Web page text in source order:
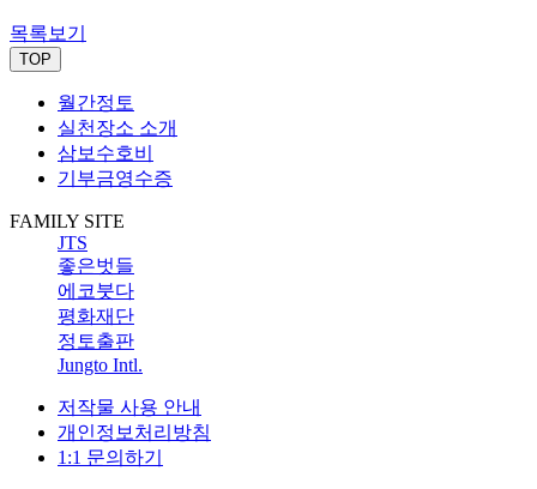
목록보기
TOP
월간정토
실천장소 소개
삼보수호비
기부금영수증
FAMILY SITE
JTS
좋은벗들
에코붓다
평화재단
정토출판
Jungto Intl.
저작물 사용 안내
개인정보처리방침
1:1 문의하기